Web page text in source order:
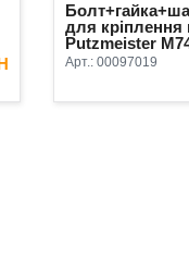
для
Putzmeister
Арт.: 00097019